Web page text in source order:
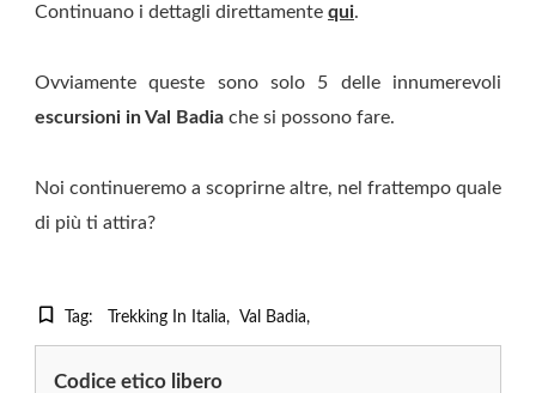
Continuano i dettagli direttamente qui.
Ovviamente queste sono solo 5 delle innumerevoli
escursioni in Val Badia che si possono fare.
Noi continueremo a scoprirne altre, nel frattempo quale
di più ti attira?
Tag: Trekking In Italia Val Badia
Codice etico libero